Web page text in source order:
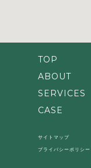
TOP
ABOUT
SERVICES
CASE
サイトマップ
プライバシーポリシー